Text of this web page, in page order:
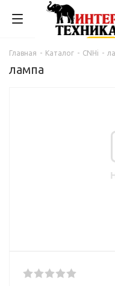
Главная - Каталог - CNHi -
лампа